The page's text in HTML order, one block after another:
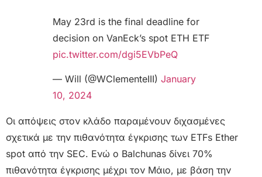
May 23rd is the final deadline for
decision on VanEck’s spot ETH ETF
pic.twitter.com/dgi5EVbPeQ
— Will (@WClementeIII) January
10, 2024
Οι απόψεις στον κλάδο παραμένουν διχασμένες
σχετικά με την πιθανότητα έγκρισης των ETFs Ether
spot από την SEC. Ενώ ο Balchunas δίνει 70%
πιθανότητα έγκρισης μέχρι τον Μάιο, με βάση την